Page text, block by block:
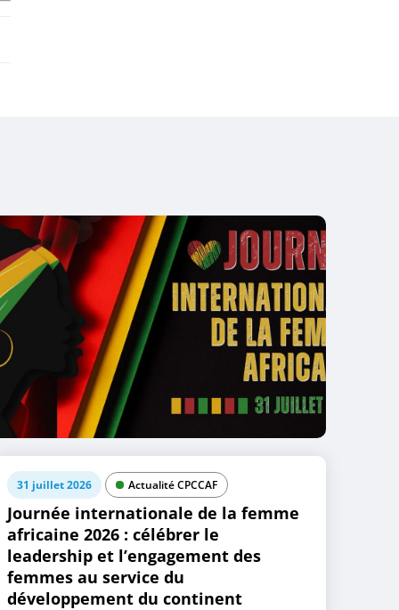
31 juillet 2026 Actualité CPCCAF
Journée internationale de la femme
africaine 2026 : célébrer le
leadership et l’engagement des
femmes au service du
développement du continent